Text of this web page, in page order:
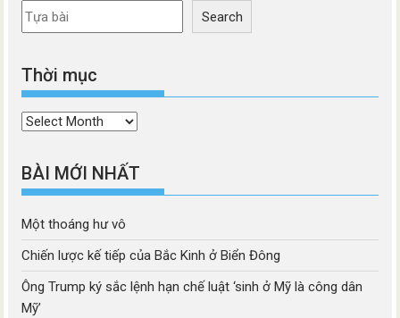
Search
Thời mục
Thời
BÀI MỚI NHẤT
Một thoáng hư vô
Chiến lược kế tiếp của Bắc Kinh ở Biển Đông
Ông Trump ký sắc lệnh hạn chế luật ‘sinh ở Mỹ là công dân
Mỹ’